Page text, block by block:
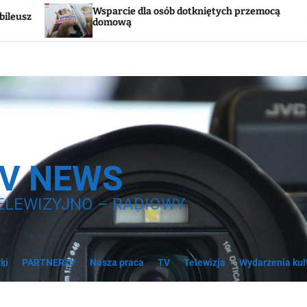
dla osób dotkniętych przemocą
Godzina „W”.
NEWS
– RADIOWY
PARTNERZY Nasza praca TV Telewizja Wydarzenia